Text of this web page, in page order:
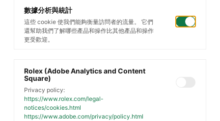
數據分析與統計
這些 cookie 使我們能夠衡量訪問者的流量。 它們
還幫助我們了解哪些產品和操作比其他產品和操作
更受歡迎。
Rolex (Adobe Analytics and Content
Square)
Privacy policy:
https://www.rolex.com/legal-
notices/cookies.html
https://www.adobe.com/privacy/policy.html